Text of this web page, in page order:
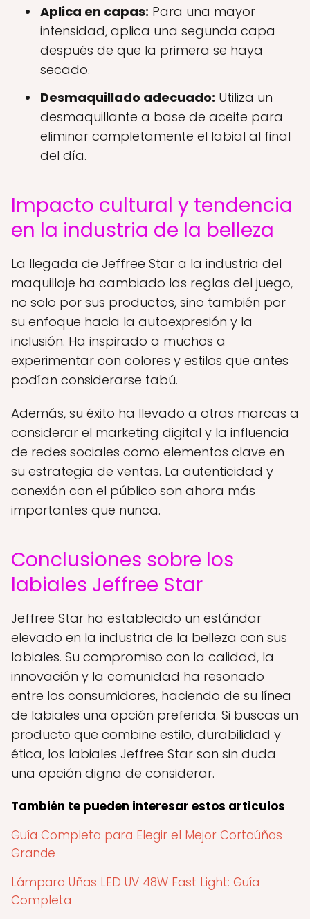
Aplica en capas: Para una mayor
intensidad, aplica una segunda capa
después de que la primera se haya
secado.
Desmaquillado adecuado: Utiliza un
desmaquillante a base de aceite para
eliminar completamente el labial al final
del día.
Impacto cultural y tendencia
en la industria de la belleza
La llegada de Jeffree Star a la industria del
maquillaje ha cambiado las reglas del juego,
no solo por sus productos, sino también por
su enfoque hacia la autoexpresión y la
inclusión. Ha inspirado a muchos a
experimentar con colores y estilos que antes
podían considerarse tabú.
Además, su éxito ha llevado a otras marcas a
considerar el marketing digital y la influencia
de redes sociales como elementos clave en
su estrategia de ventas. La autenticidad y
conexión con el público son ahora más
importantes que nunca.
Conclusiones sobre los
labiales Jeffree Star
Jeffree Star ha establecido un estándar
elevado en la industria de la belleza con sus
labiales. Su compromiso con la calidad, la
innovación y la comunidad ha resonado
entre los consumidores, haciendo de su línea
de labiales una opción preferida. Si buscas un
producto que combine estilo, durabilidad y
ética, los labiales Jeffree Star son sin duda
una opción digna de considerar.
También te pueden interesar estos articulos
Guía Completa para Elegir el Mejor Cortaúñas
Grande
Lámpara Uñas LED UV 48W Fast Light: Guía
Completa